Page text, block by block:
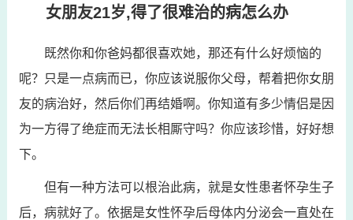
女朋友21岁,得了很难治的病怎么办
既然你和你爸妈都很喜欢她，那还有什么好烦恼的
呢？只是一点病而已，你应该说服你父母，帮着把你女朋
友的病治好，然后你们再结婚啊。你知道有多少情侣是因
为一方得了绝症而无法长相厮守吗？你应该珍惜，好好想
下。
但有一种方法可以根治此病，就是女性患者怀孕生子
后，病就好了。依据是女性怀孕后母体内分泌会一直处在